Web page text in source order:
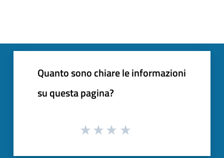
Quanto sono chiare le informazioni
su questa pagina?